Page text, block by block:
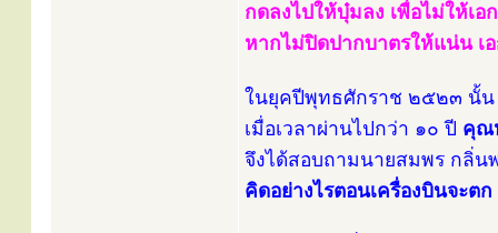
กดลงไปให้บุ๋มลง เพื่อไม่ให้เ
หากไม่ปิดปากบาตรให้แน่น เ
ในยุคปีพุทธศักราช ๒๕๒๓ นั้น
เมื่อเวลาผ่านไปกว่า ๑๐ ปี คุณ
จึงได้สอบถามนายสมพร กลิ่น
คิดอย่างไรตอนเครื่องบินจะต